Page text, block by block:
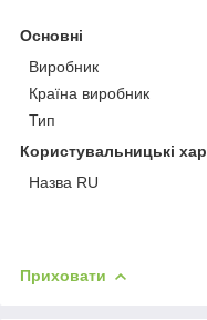
Основні
Виробник
Країна виробник
Тип
Користувальницькі
Назва RU
Приховати